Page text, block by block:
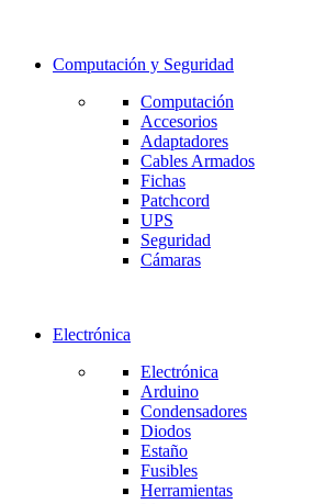
Computación y Seguridad
Computación
Accesorios
Adaptadores
Cables Armados
Fichas
Patchcord
UPS
Seguridad
Cámaras
Electrónica
Electrónica
Arduino
Condensadores
Diodos
Estaño
Fusibles
Herramientas